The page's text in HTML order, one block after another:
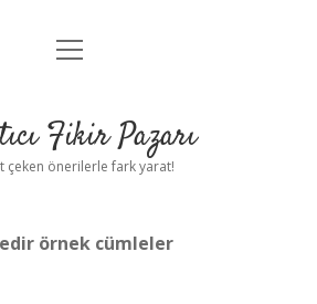
Anasayfa
Yasal Uyarı
menüyü
Fikir Pazarı
çeken önerilerle fark yarat!
örnek cümleler